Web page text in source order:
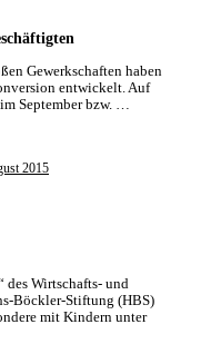
Gewerkschaften haben
entwickelt. Auf
September bzw. …
2015
des Wirtschafts- und
Böckler-Stiftung (HBS)
mit Kindern unter